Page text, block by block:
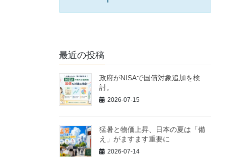
最近の投稿
政府がNISAで国債対象追加を検
討。
2026-07-15
猛暑と物価上昇、日本の夏は「備
え」がますます重要に
2026-07-14